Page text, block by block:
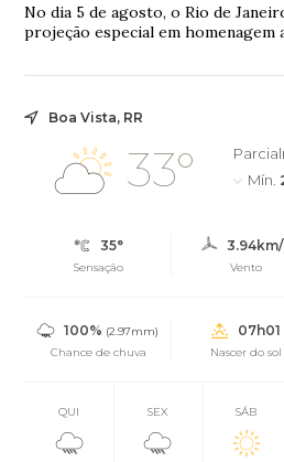
No dia 5 de agosto, o Rio de
projeção especial em homenagem
Boa Vista, RR
33°
Mín.
35°
Sensação Vento
100% (2.97mm)
Chance de chuva
07h01
Nascer do sol
QUI SEX SÁB